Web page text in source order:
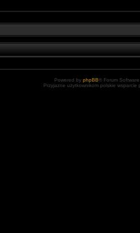
Powered by phpBB® Forum
Przyjazne użytkownikom polskie wsparcie